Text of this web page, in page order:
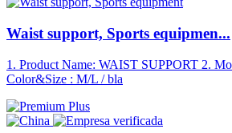
Waist support, Sports equipmen...
1. Product Name: WAIST SUPPORT 2.
Color&Size : M/L / bla